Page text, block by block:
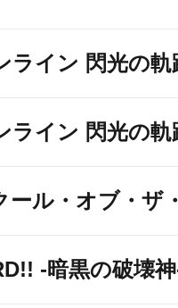
ライン 閃光の軌
ライン 閃光の軌
ール・オブ・ザ
-暗黒の破壊